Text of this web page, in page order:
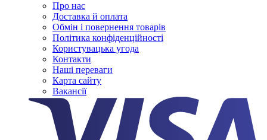
Про нас
Доставка й оплата
Обмін і повернення товарів
Політика конфіденційності
Користувацька угода
Контакти
Наші переваги
Карта сайту
Вакансії